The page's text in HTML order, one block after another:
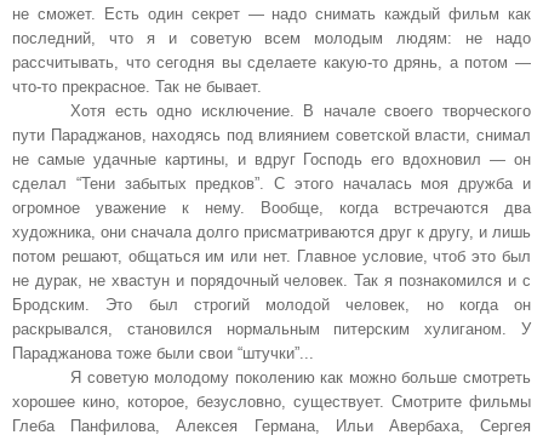
не сможет. Есть один секрет — надо снимать каждый фильм как
последний, что я и советую всем молодым людям: не надо
рассчитывать, что сегодня вы сделаете какую-то дрянь, а потом —
что-то прекрасное. Так не бывает.
Хотя есть одно исключение. В начале своего творческого
пути Параджанов, находясь под влиянием советской власти, снимал
не самые удачные картины, и вдруг Господь его вдохновил — он
сделал “Тени забытых предков”. С этого началась моя дружба и
огромное уважение к нему. Вообще, когда встречаются два
художника, они сначала долго присматриваются друг к другу, и лишь
потом решают, общаться им или нет. Главное условие, чтоб это был
не дурак, не хвастун и порядочный человек. Так я познакомился и с
Бродским. Это был строгий молодой человек, но когда он
раскрывался, становился нормальным питерским хулиганом. У
Параджанова тоже были свои “штучки”...
Я советую молодому поколению как можно больше смотреть
хорошее кино, которое, безусловно, существует. Смотрите фильмы
Глеба Панфилова, Алексея Германа, Ильи Авербаха, Сергея